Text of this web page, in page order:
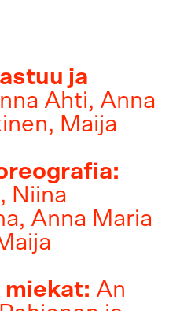
ja
Ahti, Anna
Maija
Niina
Anna Maria
miekat: An